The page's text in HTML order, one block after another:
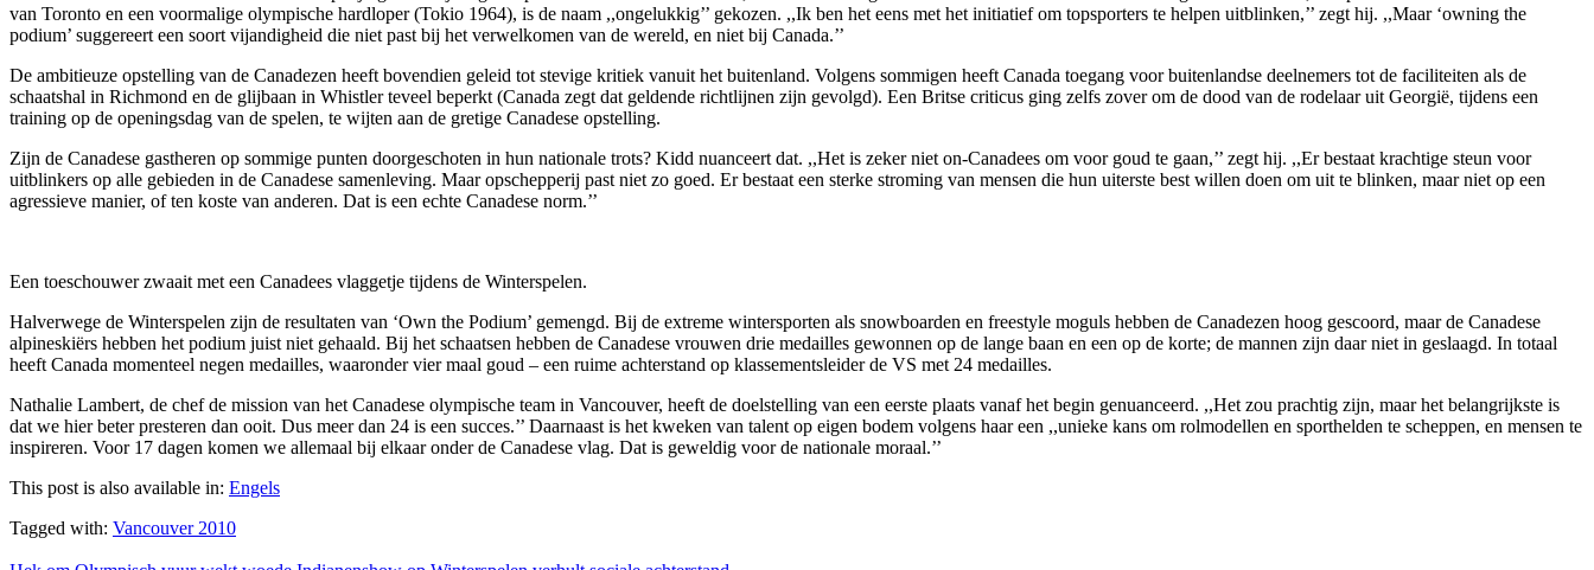
van Toronto en een voormalige olympische hardloper (Tokio 1964), is de naam ,,ongelukkig’’ gekozen. ,,Ik ben het eens met het initiatief om topsporters te helpen uitblinken,’’ zegt hij. ,,Maar ‘owning the
podium’ suggereert een soort vijandigheid die niet past bij het verwelkomen van de wereld, en niet bij Canada.’’
De ambitieuze opstelling van de Canadezen heeft bovendien geleid tot stevige kritiek vanuit het buitenland. Volgens sommigen heeft Canada toegang voor buitenlandse deelnemers tot de faciliteiten als de
schaatshal in Richmond en de glijbaan in Whistler teveel beperkt (Canada zegt dat geldende richtlijnen zijn gevolgd). Een Britse criticus ging zelfs zover om de dood van de rodelaar uit Georgië, tijdens een
training op de openingsdag van de spelen, te wijten aan de gretige Canadese opstelling.
Zijn de Canadese gastheren op sommige punten doorgeschoten in hun nationale trots? Kidd nuanceert dat. ,,Het is zeker niet on-Canadees om voor goud te gaan,’’ zegt hij. ,,Er bestaat krachtige steun voor
uitblinkers op alle gebieden in de Canadese samenleving. Maar opschepperij past niet zo goed. Er bestaat een sterke stroming van mensen die hun uiterste best willen doen om uit te blinken, maar niet op een
agressieve manier, of ten koste van anderen. Dat is een echte Canadese norm.’’
Een toeschouwer zwaait met een Canadees vlaggetje tijdens de Winterspelen.
Halverwege de Winterspelen zijn de resultaten van ‘Own the Podium’ gemengd. Bij de extreme wintersporten als snowboarden en freestyle moguls hebben de Canadezen hoog gescoord, maar de Canadese
alpineskiërs hebben het podium juist niet gehaald. Bij het schaatsen hebben de Canadese vrouwen drie medailles gewonnen op de lange baan en een op de korte; de mannen zijn daar niet in geslaagd. In totaal
heeft Canada momenteel negen medailles, waaronder vier maal goud – een ruime achterstand op klassementsleider de VS met 24 medailles.
Nathalie Lambert, de chef de mission van het Canadese olympische team in Vancouver, heeft de doelstelling van een eerste plaats vanaf het begin genuanceerd. ,,Het zou prachtig zijn, maar het belangrijkste is
dat we hier beter presteren dan ooit. Dus meer dan 24 is een succes.’’ Daarnaast is het kweken van talent op eigen bodem volgens haar een ,,unieke kans om rolmodellen en sporthelden te scheppen, en mensen te
inspireren. Voor 17 dagen komen we allemaal bij elkaar onder de Canadese vlag. Dat is geweldig voor de nationale moraal.’’
This post is also available in: Engels
Tagged with: Vancouver 2010